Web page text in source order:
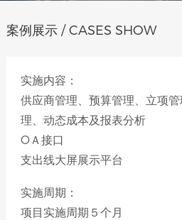
案例展示 / CASES SHOW
实施内容：
供应商管理、预算管理、立项
理、动态成本及报表分析
OＡ接口
支出线大屏展示平台
实施周期：
项目实施周期５个月